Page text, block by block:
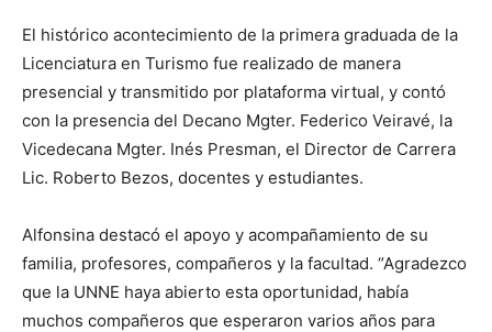
El histórico acontecimiento de la primera graduada de la
Licenciatura en Turismo fue realizado de manera
presencial y transmitido por plataforma virtual, y contó
con la presencia del Decano Mgter. Federico Veiravé, la
Vicedecana Mgter. Inés Presman, el Director de Carrera
Lic. Roberto Bezos, docentes y estudiantes.
Alfonsina destacó el apoyo y acompañamiento de su
familia, profesores, compañeros y la facultad. “Agradezco
que la UNNE haya abierto esta oportunidad, había
muchos compañeros que esperaron varios años para